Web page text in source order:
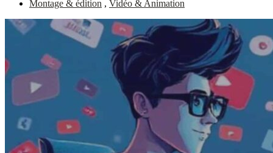
Montage & édition , Vidéo & Animation